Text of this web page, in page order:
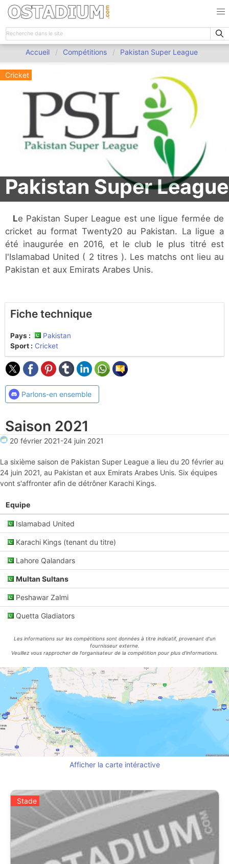
Accueil Compétitions Pakistan Super League
Cricket
Pakistan Super League
Le Pakistan Super League est une ligue fermée de
cricket au format Twenty20 au Pakistan. La ligue a
été inaugurée en 2016, et le club le plus titré est
l'Islamabad United ( 2 titres ). Les matchs ont lieu au
Pakistan et aux Emirats Arabes Unis.
Fiche technique
Pays :
Pakistan
Sport : Cricket
Parlons-en ensemble
Saison 2021
20 février 2021-24 juin 2021
La sixième saison de Pakistan Super League a lieu du 20 février au
24 juin 2021, au Pakistan et aux Emirats Arabes Unis. Six équipes
vont s'affronter afin de détrôner Karachi Kings.
Equipe
Islamabad United
Karachi Kings (tenant du titre)
Lahore Qalandars
Multan Sultans
Peshawar Zalmi
Quetta Gladiators
Les informations sur les compétitions sont données à titre indicatif, provenant d'un
fournisseur externe.
Veuillez vous rapprocher de l'organisateur de la compétition pour plus d'informations.
Afficher la carte intéractive
Stade